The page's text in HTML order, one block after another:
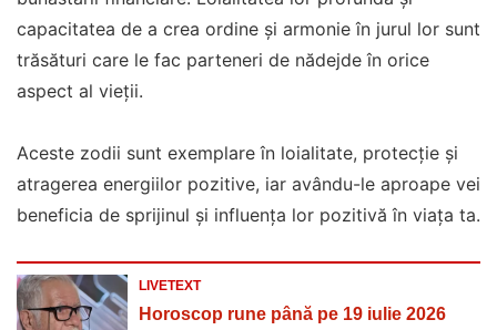
capacitatea de a crea ordine și armonie în jurul lor sunt
trăsături care le fac parteneri de nădejde în orice
aspect al vieții.
Aceste zodii sunt exemplare în loialitate, protecție și
atragerea energiilor pozitive, iar avându-le aproape vei
beneficia de sprijinul și influența lor pozitivă în viața ta.
LIVETEXT
Horoscop rune până pe 19 iulie 2026